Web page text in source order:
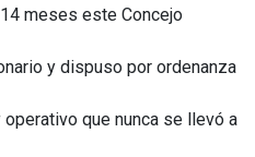
meses este Concejo
y dispuso por ordenanza
que nunca se llevó a